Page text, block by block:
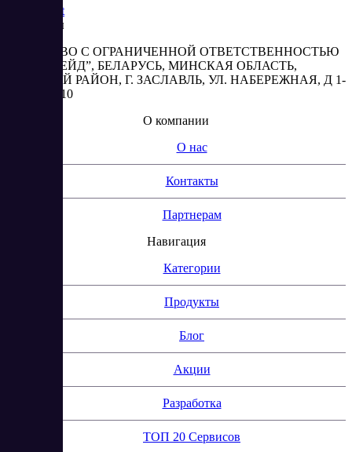
Market
Реквизиты
ОБЩЕСТВО С ОГРАНИЧЕННОЙ ОТВЕТСТВЕННОСТЬЮ
“АБЕСТРЕЙД”, БЕЛАРУСЬ, МИНСКАЯ ОБЛАСТЬ,
МИНСКИЙ РАЙОН, Г. ЗАСЛАВЛЬ, УЛ. НАБЕРЕЖНАЯ, Д 1-
2, КОМ. 310
О компании
О нас
Контакты
Партнерам
Навигация
Категории
Продукты
Блог
Акции
Разработка
ТОП 20 Сервисов